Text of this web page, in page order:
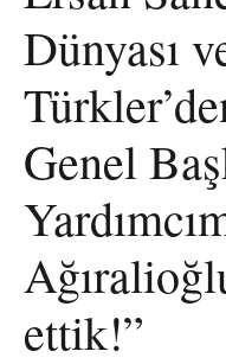
Dünyası
Genel
ettik!”